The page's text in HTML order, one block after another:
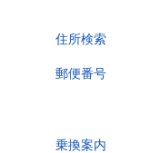
住所検索
郵便番号
乗換案内